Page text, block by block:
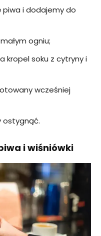
piwa i dodajemy do
ogniu;
kropel soku z cytryny i
wcześniej
ostygnąć.
i wiśniówki